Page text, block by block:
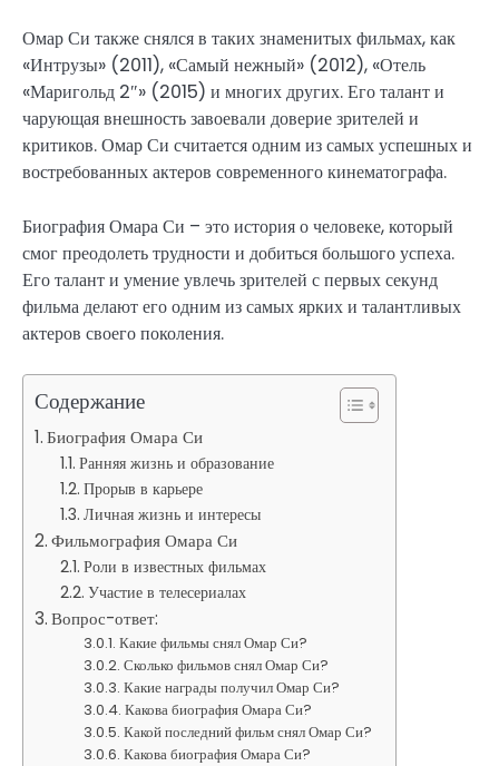
Омар Си также снялся в таких знаменитых фильмах, как
«Интрузы» (2011), «Самый нежный» (2012), «Отель
«Маригольд 2″» (2015) и многих других. Его талант и
чарующая внешность завоевали доверие зрителей и
критиков. Омар Си считается одним из самых успешных и
востребованных актеров современного кинематографа.
Биография Омара Си – это история о человеке, который
смог преодолеть трудности и добиться большого успеха.
Его талант и умение увлечь зрителей с первых секунд
фильма делают его одним из самых ярких и талантливых
актеров своего поколения.
Содержание
Биография Омара Си
Ранняя жизнь и образование
Прорыв в карьере
Личная жизнь и интересы
Фильмография Омара Си
Роли в известных фильмах
Участие в телесериалах
Вопрос-ответ:
Какие фильмы снял Омар Си?
Сколько фильмов снял Омар Си?
Какие награды получил Омар Си?
Какова биография Омара Си?
Какой последний фильм снял Омар Си?
Какова биография Омара Си?